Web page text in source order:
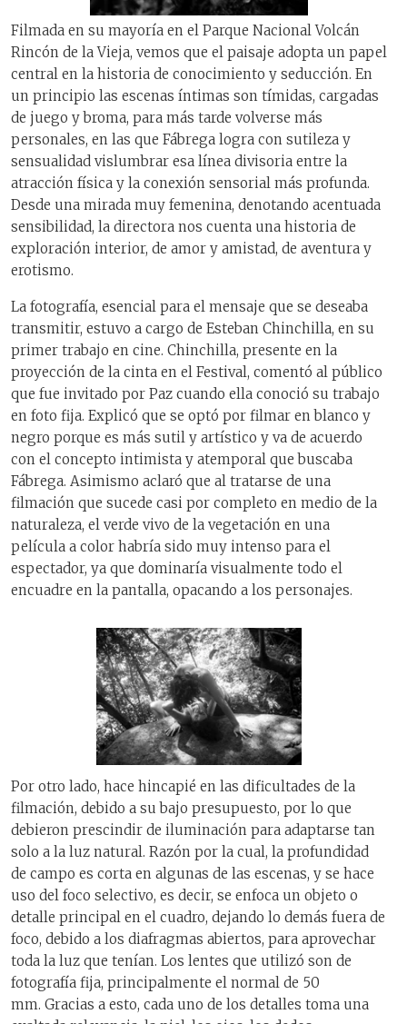
Filmada en su mayoría en el Parque Nacional Volcán
Rincón de la Vieja, vemos que el paisaje adopta un papel
central en la historia de conocimiento y seducción. En
un principio las escenas íntimas son tímidas, cargadas
de juego y broma, para más tarde volverse más
personales, en las que Fábrega logra con sutileza y
sensualidad vislumbrar esa línea divisoria entre la
atracción física y la conexión sensorial más profunda.
Desde una mirada muy femenina, denotando acentuada
sensibilidad, la directora nos cuenta una historia de
exploración interior, de amor y amistad, de aventura y
erotismo.
La fotografía, esencial para el mensaje que se deseaba
transmitir, estuvo a cargo de Esteban Chinchilla, en su
primer trabajo en cine. Chinchilla, presente en la
proyección de la cinta en el Festival, comentó al público
que fue invitado por Paz cuando ella conoció su trabajo
en foto fija. Explicó que se optó por filmar en blanco y
negro porque es más sutil y artístico y va de acuerdo
con el concepto intimista y atemporal que buscaba
Fábrega. Asimismo aclaró que al tratarse de una
filmación que sucede casi por completo en medio de la
naturaleza, el verde vivo de la vegetación en una
película a color habría sido muy intenso para el
espectador, ya que dominaría visualmente todo el
encuadre en la pantalla, opacando a los personajes.
Por otro lado, hace hincapié en las dificultades de la
filmación, debido a su bajo presupuesto, por lo que
debieron prescindir de iluminación para adaptarse tan
solo a la luz natural. Razón por la cual, la profundidad
de campo es corta en algunas de las escenas, y se hace
uso del foco selectivo, es decir, se enfoca un objeto o
detalle principal en el cuadro, dejando lo demás fuera de
foco, debido a los diafragmas abiertos, para aprovechar
toda la luz que tenían. Los lentes que utilizó son de
fotografía fija, principalmente el normal de 50
mm. Gracias a esto, cada uno de los detalles toma una